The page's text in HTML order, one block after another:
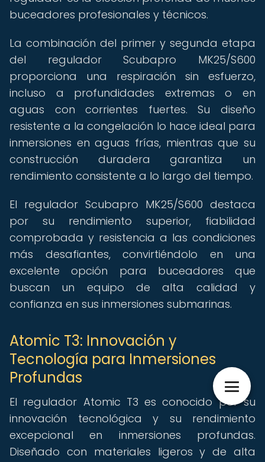
buceadores profesionales y técnicos.
La combinación del primer y segunda etapa
del regulador Scubapro MK25/S600
proporciona una respiración sin esfuerzo,
incluso a profundidades extremas o en
aguas con corrientes fuertes. Su diseño
resistente a la congelación lo hace ideal para
inmersiones en aguas frías, mientras que su
construcción duradera garantiza un
rendimiento consistente a lo largo del tiempo.
El regulador Scubapro MK25/S600 destaca
por su rendimiento superior, fiabilidad
comprobada y resistencia a las condiciones
más desafiantes, convirtiéndolo en una
excelente opción para buceadores que
buscan un equipo de alta calidad y
confianza en sus inmersiones submarinas.
Atomic T3: Innovación y
Tecnología para Inmersiones
Profundas
El regulador Atomic T3 es conocido por su
innovación tecnológica y su rendimiento
excepcional en inmersiones profundas.
Diseñado con materiales ligeros y de alta